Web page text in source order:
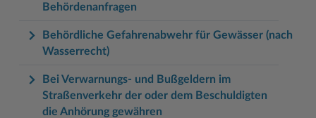
Behördenanfragen
Behördliche Gefahrenabwehr für Gewässer (nach
Wasserrecht)
Bei Verwarnungs- und Bußgeldern im
Straßenverkehr der oder dem Beschuldigten
die Anhörung gewähren